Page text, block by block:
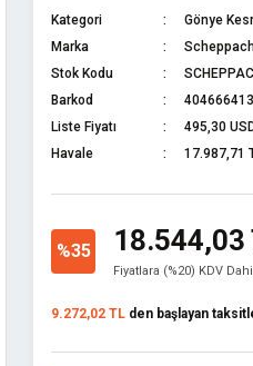
Kategori
Gönye
Marka
Stok Kodu
Barkod
Liste Fiyatı
495,30
Havale
17.987,71
%35 18.544,03
Fiyatlara (%20) KDV
9.272,02 TL den başlayan